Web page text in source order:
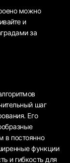
можно
и
за
шаг
Его
в постоянно
функции
и гибкость для